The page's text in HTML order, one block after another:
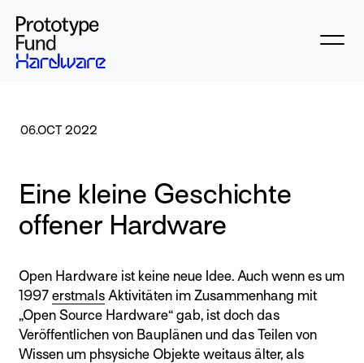
06.OCT 2022
Eine kleine Geschichte
offener Hardware
Open Hardware ist keine neue Idee. Auch wenn es um
1997 erstmals Aktivitäten im Zusammenhang mit
„Open Source Hardware“ gab, ist doch das
Veröffentlichen von Bauplänen und das Teilen von
Wissen um phsysiche Objekte weitaus älter, als